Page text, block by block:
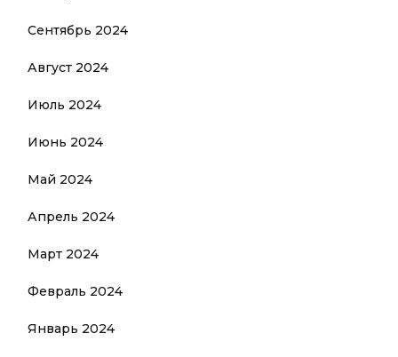
Сентябрь 2024
Август 2024
Июль 2024
Июнь 2024
Май 2024
Апрель 2024
Март 2024
Февраль 2024
Январь 2024